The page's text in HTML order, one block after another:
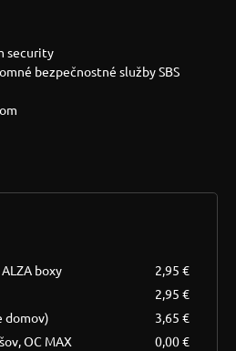
security
bezpečnostné služby SBS
boxy
2,95 €
2,95 €
domov)
3,65 €
OC MAX
0,00 €